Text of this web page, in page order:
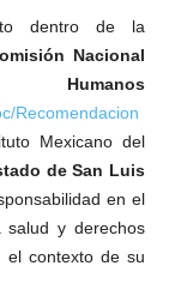
dentro de la
Nacional
Recomendacion
Mexicano del
de San Luis
en el
salud y derechos
el contexto de su